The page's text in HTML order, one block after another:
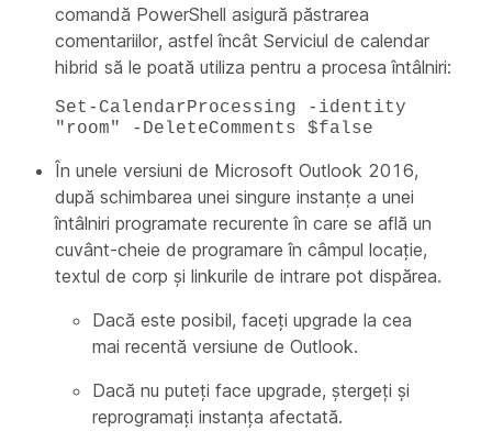
comandă PowerShell asigură păstrarea
comentariilor, astfel încât Serviciul de calendar
hibrid să le poată utiliza pentru a procesa întâlniri:
Set-CalendarProcessing -identity
"room" -DeleteComments $false
În unele versiuni de Microsoft Outlook 2016,
după schimbarea unei singure instanțe a unei
întâlniri programate recurente în care se află un
cuvânt-cheie de programare în câmpul locație,
textul de corp și linkurile de intrare pot dispărea.
Dacă este posibil, faceți upgrade la cea
mai recentă versiune de Outlook.
Dacă nu puteți face upgrade, ștergeți și
reprogramați instanța afectată.